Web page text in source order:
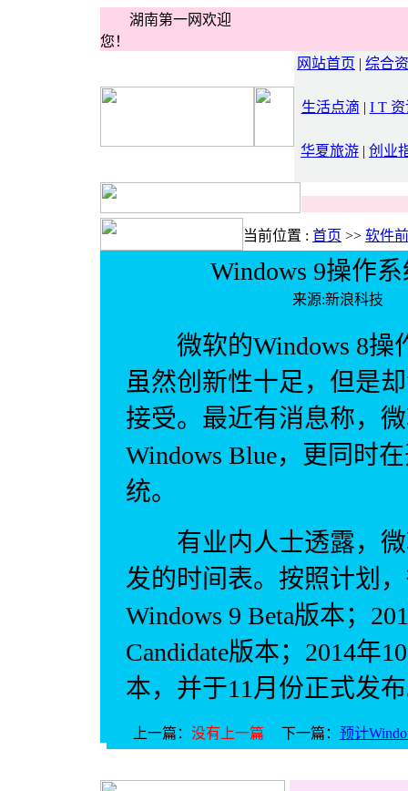
湖南第一网欢迎
您！
网站首页 | 综合
生活点滴 | I T 资
华夏旅游 | 创业
当前位置 : 首页 >> 软件
Windows 9操作
来源:新浪
微软的Windows 8操
虽然创新性十足，但是
接受。最近有消息称，
Windows Blue，更同时
统。
有业内人士透露，微
发的时间表。按照计划
Windows 9 Beta版本；
Candidate版本；2014年
本，并于11月份正式发
上一篇： 没有上一篇 下一篇： 预计